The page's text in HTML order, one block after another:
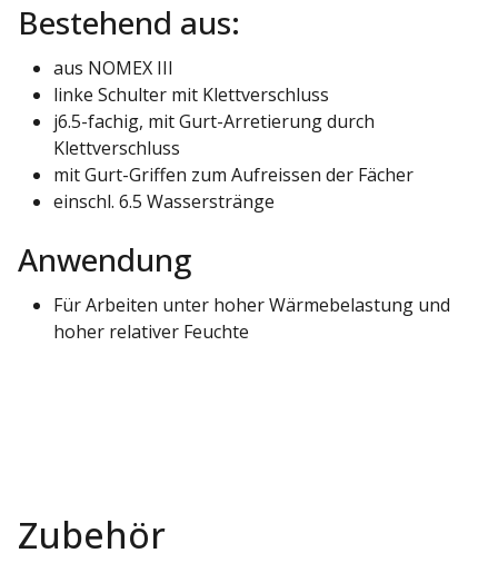
Bestehend aus:
aus NOMEX III
linke Schulter mit Klettverschluss
j6.5-fachig, mit Gurt-Arretierung durch
Klettverschluss
mit Gurt-Griffen zum Aufreissen der Fächer
einschl. 6.5 Wasserstränge
Anwendung
Für Arbeiten unter hoher Wärmebelastung und
hoher relativer Feuchte
Zubehör